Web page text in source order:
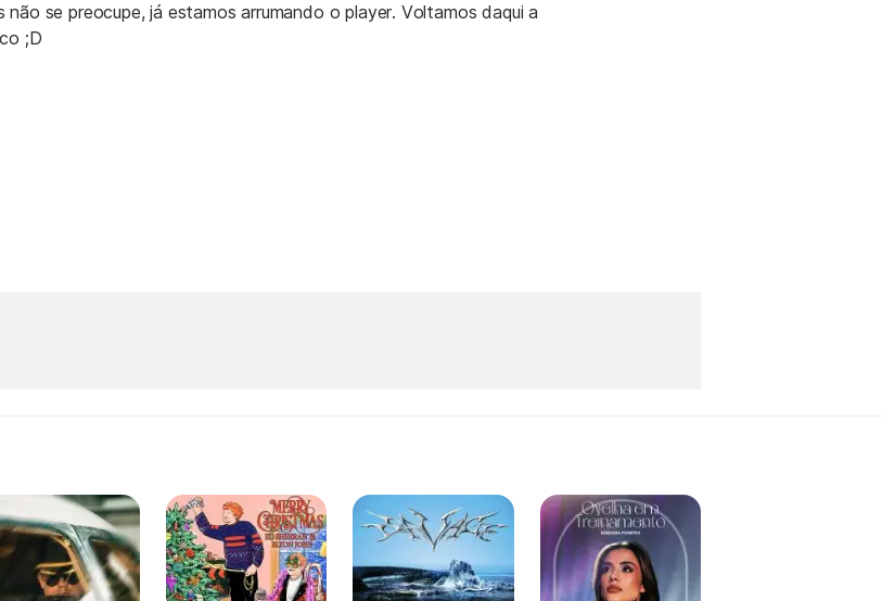
não se preocupe, já estamos arrumando o player. Voltamos daqui a
;D